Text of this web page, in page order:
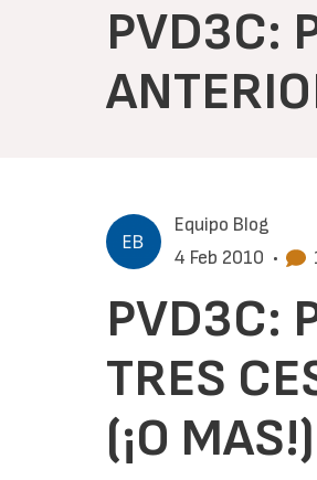
PVD3C:
Equipo Blog
4 Feb 2010 •
PVD3C:
TRES
(¡O MAS!)